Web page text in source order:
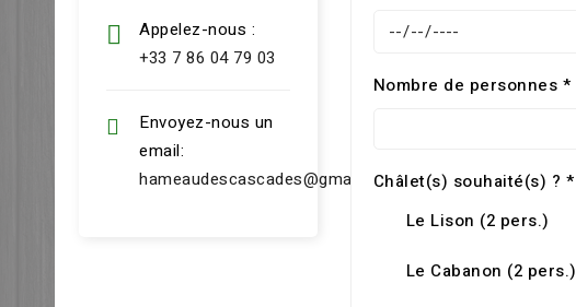
Appelez-nous :
+33 7 86 04 79 03
Envoyez-nous un
email:
hameaudescascades@gmail.com
Nombre de personnes *
Châlet(s) souhaité(s) ? *
Le Lison (2 pers.)
Le Cabanon (2 pers.)